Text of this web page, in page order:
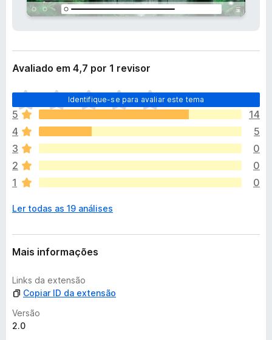
d
F
i
e
f
o
x
o
Avaliado em 4,7 por 1 revisor
Identifique-se para avaliar este tema
A
i
n
d
a
n
ã
o
x
s
t
m
a
v
a
l
5
14
4
5
3
0
2
0
1
0
Ler todas as 19 análises
Mais informações
Links da extensão
Copiar ID da extensão
Versão
2.0